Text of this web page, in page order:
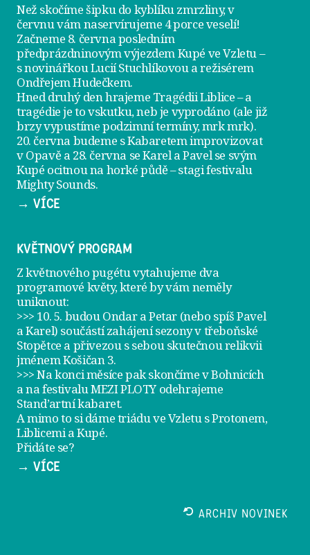
Než skočíme šipku do kyblíku zmrzliny, v
červnu vám naservírujeme 4 porce veselí!
Začneme 8. června posledním
předprázdninovým výjezdemKupé ve Vzletu–
s novinářkou Lucií Stuchlíkovou a režisérem
Ondřejem Hudečkem.
Hned druhý den hrajeme Tragédii Liblice– a
tragédie je to vskutku, neb je vyprodáno (ale již
brzy vypustíme podzimní termíny, mrk mrk).
20. června budeme s Kabaretem improvizovat
v Opavě a 28. června se Karel a Pavel se svým
Kupé ocitnou na horké půdě – stagi festivalu
Mighty Sounds.
→ VÍCE
KVĚTNOVÝ PROGRAM
Z květnového pugétu vytahujeme dva
programové květy, které by vám neměly
uniknout:
>>> 10. 5. budou Ondar a Petar (nebo spíš Pavel
a Karel) součástí zahájení sezony vtřeboňské
Stopětce a přivezou s sebou skutečnou relikvii
jménemKošičan 3.
>>> Na konci měsíce pak skončíme v Bohnicích
a na festivaluMEZI PLOTY odehrajeme
Stand’artní kabaret.
A mimo to si dámetriádu ve Vzletu s Protonem,
Liblicemi a Kupé.
Přidáte se?
→ VÍCE
ARCHIV NOVINEK